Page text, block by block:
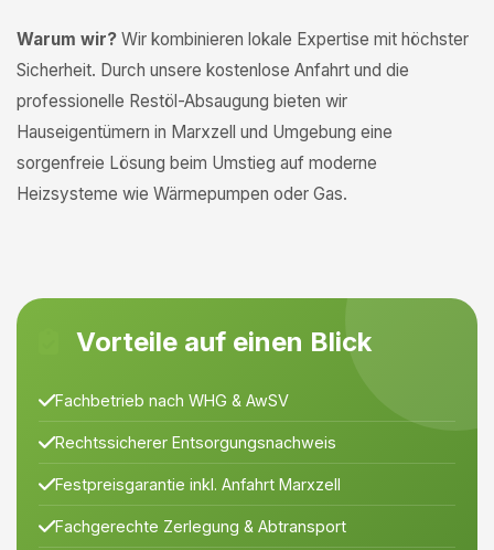
Warum wir? Wir kombinieren lokale Expertise mit höchster
Sicherheit. Durch unsere kostenlose Anfahrt und die
professionelle Restöl-Absaugung bieten wir
Hauseigentümern in Marxzell und Umgebung eine
sorgenfreie Lösung beim Umstieg auf moderne
Heizsysteme wie Wärmepumpen oder Gas.
Vorteile auf einen Blick
Fachbetrieb nach WHG & AwSV
Rechtssicherer Entsorgungsnachweis
Festpreisgarantie inkl. Anfahrt Marxzell
Fachgerechte Zerlegung & Abtransport